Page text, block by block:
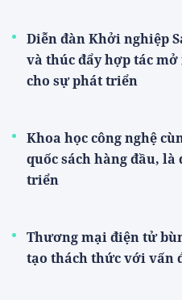
Diễn đàn Khởi nghiệp
và thúc đẩy hợp tác
cho sự phát triển
Khoa học công nghệ
quốc sách hàng đầu,
triển
Thương mại điện tử
tạo thách thức với vấn